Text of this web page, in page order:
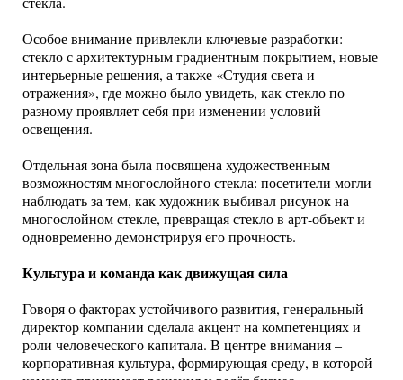
Особое внимание привлекли ключевые разработки:
стекло с архитектурным градиентным покрытием, новые
интерьерные решения, а также «Студия света и
отражения», где можно было увидеть, как стекло по-
разному проявляет себя при изменении условий
освещения.
Отдельная зона была посвящена художественным
возможностям многослойного стекла: посетители могли
наблюдать за тем, как художник выбивал рисунок на
многослойном стекле, превращая стекло в арт-объект и
одновременно демонстрируя его прочность.
Культура и команда как движущая сила
Говоря о факторах устойчивого развития, генеральный
директор компании сделала акцент на компетенциях и
роли человеческого капитала. В центре внимания –
корпоративная культура, формирующая среду, в которой